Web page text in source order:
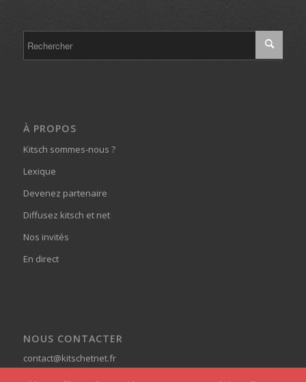
À PROPOS
Kitsch sommes-nous ?
Lexique
Devenez partenaire
Diffusez kitsch et net
Nos invités
En direct
NOUS CONTACTER
contact@kitschetnet.fr